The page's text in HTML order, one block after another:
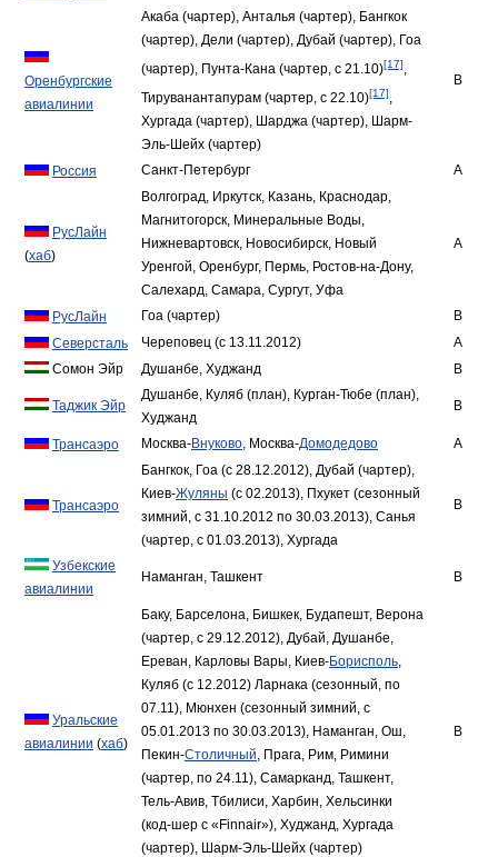
Оренбургские
авиалинии
Акаба (чартер), Анталья (чартер), Бангкок
(чартер), Дели (чартер), Дубай (чартер), Гоа
(чартер), Пунта-Кана (чартер, с 21.10)[17],
Тируванантапурам (чартер, с 22.10)[17]
Хургада (чартер), Шарджа (чартер), Шарм-
Эль-Шейх (чартер)
B
Россия Санкт-Петербург A
РусЛайн
(хаб)
Волгоград, Иркутск, Казань, Краснодар,
Магнитогорск, Минеральные Воды,
Нижневартовск, Новосибирск, Новый
Уренгой, Оренбург, Пермь, Ростов-на-Дону,
Салехард, Самара, Сургут, Уфа
A
РусЛайн Гоа (чартер)
B
Северсталь
Череповец (с 13.11.2012)
A
Сомон Эйр
Душанбе, Худжанд B
Таджик Эйр
Душанбе, Куляб (план), Курган-Тюбе (план),
Худжанд
B
Трансаэро Москва-Внуково, Москва-Домодедово A
Трансаэро
Бангкок, Гоа (с 28.12.2012), Дубай (чартер),
Киев-Жуляны (с 02.2013), Пхукет (сезонный
зимний, с 31.10.2012 по 30.03.2013), Санья
(чартер, с 01.03.2013), Хургада
B
Узбекские
авиалинии
Наманган, Ташкент B
Уральские
авиалинии (хаб)
Баку, Барселона, Бишкек, Будапешт, Верона
(чартер, с 29.12.2012), Дубай, Душанбе,
Ереван, Карловы Вары, Киев-Борисполь,
Куляб (с 12.2012) Ларнака (сезонный, по
07.11), Мюнхен (сезонный зимний, с
05.01.2013 по 30.03.2013), Наманган, Ош,
Пекин-Столичный, Прага, Рим, Римини
(чартер, по 24.11), Самарканд, Ташкент,
Тель-Авив, Тбилиси, Харбин, Хельсинки
(код-шер с «Finnair»), Худжанд, Хургада
(чартер), Шарм-Эль-Шейх (чартер)
B